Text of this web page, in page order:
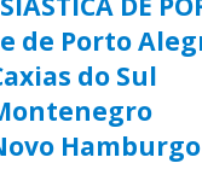
de Porto
do Sul
Hamburgo